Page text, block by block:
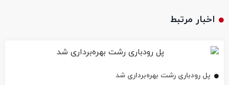
اخبار مرتبط
پل رودباری رشت بهره‌برداری شد